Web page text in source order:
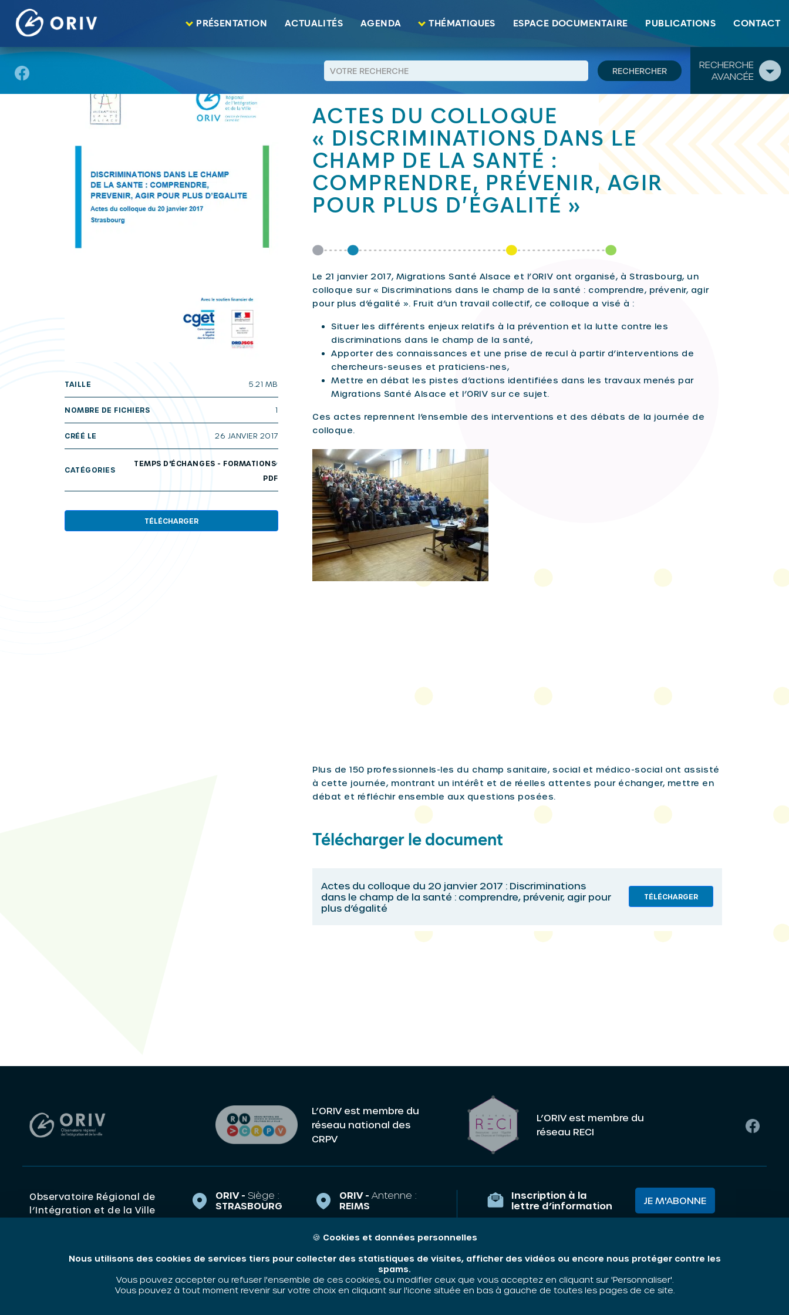
Aller au contenu PRÉSENTATION ACTUALITÉS AGENDA THÉMATIQUES ESPACE DOCUMENTAIRE PUBLICATIONS CONTACT
RECHERCHE
AVANCÉE
publications Actes du colloque « Discriminations dans le champ de la santé : comprendre, prévenir, agir pour plus d’égalité »
TAILLE 5.21 MB
NOMBRE DE FICHIERS 1
CRÉÉ LE 26 JANVIER 2017
CATÉGORIES
TEMPS D'ÉCHANGES - FORMATIONS,
PDF
TÉLÉCHARGER
RETOUR
ACTES DU COLLOQUE
« DISCRIMINATIONS DANS LE
CHAMP DE LA SANTÉ :
COMPRENDRE, PRÉVENIR, AGIR
POUR PLUS D’ÉGALITÉ »
Le 21 janvier 2017, Migrations Santé Alsace et l’ORIV ont organisé, à Strasbourg, un
colloque sur « Discriminations dans le champ de la santé : comprendre, prévenir, agir
pour plus d’égalité ». Fruit d’un travail collectif, ce colloque a visé à :
Situer les différents enjeux relatifs à la prévention et la lutte contre les
discriminations dans le champ de la santé,
Apporter des connaissances et une prise de recul à partir d’interventions de
chercheurs-seuses et praticiens-nes,
Mettre en débat les pistes d’actions identifiées dans les travaux menés par
Migrations Santé Alsace et l’ORIV sur ce sujet.
Ces actes reprennent l’ensemble des interventions et des débats de la journée de
colloque.
Plus de 150 professionnels-les du champ sanitaire, social et médico-social ont assisté
à cette journée, montrant un intérêt et de réelles attentes pour échanger, mettre en
débat et réfléchir ensemble aux questions posées.
Télécharger le document
Actes du colloque du 20 janvier 2017 : Discriminations
dans le champ de la santé : comprendre, prévenir, agir pour
plus d’égalité
TÉLÉCHARGER
L’ORIV est membre du
réseau national des
CRPV
L’ORIV est membre du
réseau RECI
Observatoire Régional de
l’Intégration et de la Ville
Discrimination.
ORIV - Siège :
STRASBOURG
67000 STRASBOURG
contact@oriv.fr
ORIV -Antenne :
REIMS
Eisenhower
e.arnoulet@oriv.fr
06 48 58 83 63
Inscription à la
lettre d’information
JE M'ABONNE
Nos thématiques
Contact
Panneau de gestion des cookies
🍪 Cookies et données personnelles
Nous utilisons des cookies de services tiers pour collecter des statistiques de visites, afficher des vidéos ou encore nous protéger contre les
spams.
Vous pouvez accepter ou refuser l'ensemble de ces cookies, ou modifier ceux que vous acceptez en cliquant sur 'Personnaliser'.
Vous pouvez à tout moment revenir sur votre choix en cliquant sur l'icone située en bas à gauche de toutes les pages de ce site.